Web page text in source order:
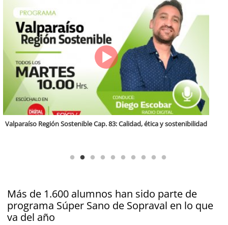
Más de 1.600 alumnos han sido parte de
programa Súper Sano de Sopraval en lo que
va del año